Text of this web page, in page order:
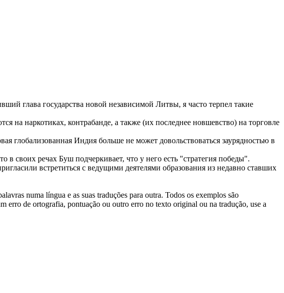
глава государства новой независимой Литвы, я часто терпел такие
на наркотиках, контрабанде, а также (их последнее новшевство) на торговле
глобализованная Индия больше не может довольствоваться заурядностью в
в своих речах Буш подчеркивает, что у него есть "стратегия победы".
встретиться с ведущими деятелями образования из недавно ставших
numa língua e as suas traduções para outra. Todos os exemplos são
erro de ortografia, pontuação ou outro erro no texto original ou na tradução, use a